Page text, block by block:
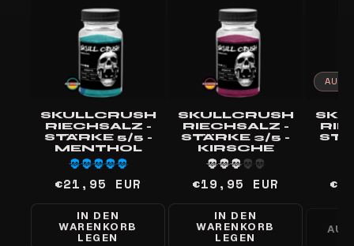
SKULLCRUSH
RIECHSALZ -
STÄRKE 5/5 -
MENTHOL
Normaler
Preis
€21,95 EUR
IN DEN
WARENKORB
LEGEN
SKULLCRUSH
RIECHSALZ -
STÄRKE 3/5 -
KIRSCHE
Normaler
Preis
€19,95 EUR
IN DEN
WARENKORB
LEGEN